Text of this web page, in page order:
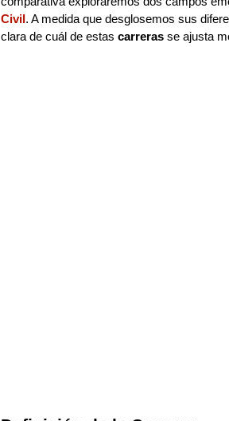
Civil. A medida que desglosemos sus
clara de cuál de estas carreras se ajusta